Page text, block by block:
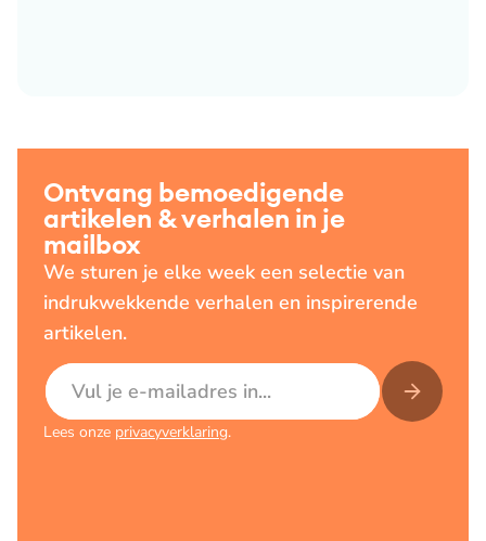
Ontvang bemoedigende
artikelen & verhalen in je
mailbox
We sturen je elke week een selectie van
indrukwekkende verhalen en inspirerende
artikelen.
E-mailadres
Lees onze privacyverklaring.